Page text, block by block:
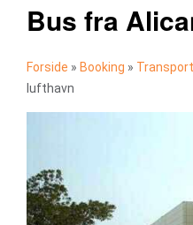
Bus fra
Forside » Booking »
lufthavn